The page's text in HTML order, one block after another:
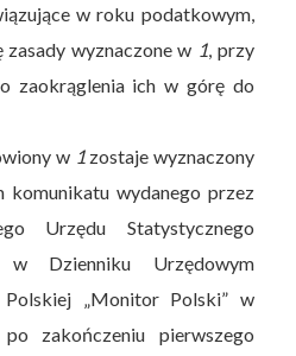
w roku podatkowym,
wyznaczone w 1, przy
zaokrąglenia ich w górę do
w 1zostaje wyznaczony
komunikatu wydanego przez
Urzędu Statystycznego
w Dzienniku Urzędowym
Polskiej „Monitor Polski” w
zakończeniu pierwszego